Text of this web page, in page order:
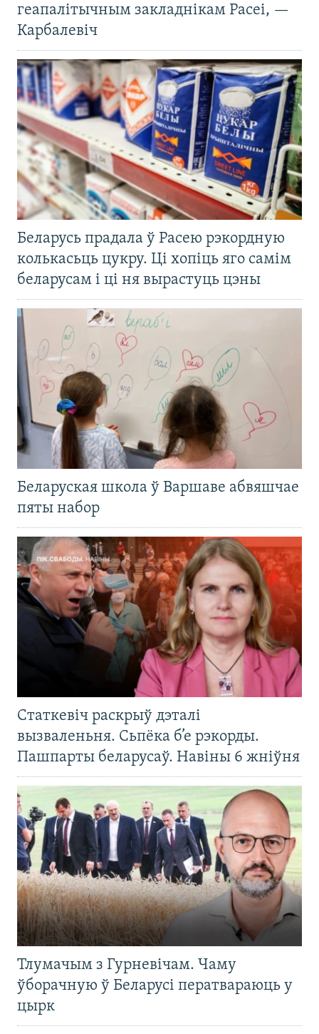
геапалітычным закладнікам Расеі, —
Карбалевіч
Беларусь прадала ў Расею рэкордную
колькасьць цукру. Ці хопіць яго самім
беларусам і ці ня вырастуць цэны
Беларуская школа ў Варшаве абвяшчае
пяты набор
Статкевіч раскрыў дэталі
вызваленьня. Сьпёка б’е рэкорды.
Пашпарты беларусаў. Навіны 6 жніўня
Тлумачым з Гурневічам. Чаму
ўборачную ў Беларусі ператвараюць у
цырк